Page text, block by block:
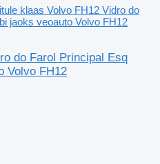
klaas Volvo FH12 Vidro do
jaoks veoauto Volvo FH12
do Farol Principal Esq
Volvo FH12